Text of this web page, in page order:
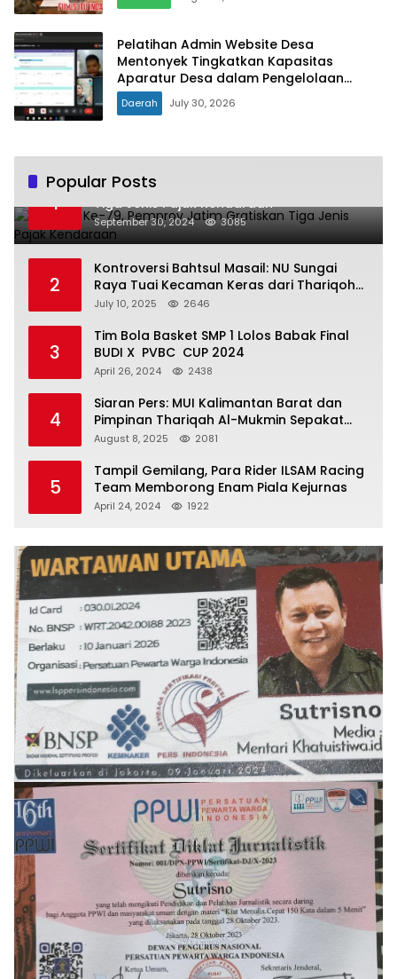
Pelatihan Admin Website Desa
Mentonyek Tingkatkan Kapasitas
Aparatur Desa dalam Pengelolaan
Website Desa
Daerah July 30, 2026
Popular Posts
1
Hari Jadi Ke-79, Pemprov Jatim Gratiskan
Tiga Jenis Pajak Kendaraan
September 30, 2024 3085
2
Kontroversi Bahtsul Masail: NU Sungai
Raya Tuai Kecaman Keras dari Thariqoh
Al Mu’min
July 10, 2025 2646
3
Tim Bola Basket SMP 1 Lolos Babak Final
BUDI X PVBC CUP 2024
April 26, 2024 2438
4
Siaran Pers: MUI Kalimantan Barat dan
Pimpinan Thariqah Al-Mukmin Sepakat
Jaga Umat
August 8, 2025 2081
5
Tampil Gemilang, Para Rider ILSAM Racing
Team Memborong Enam Piala Kejurnas
April 24, 2024 1922